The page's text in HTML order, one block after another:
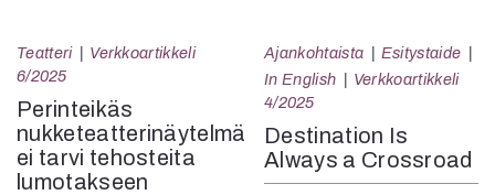
Teatteri
Verkkoartikkeli
6/2025
Perinteikäs
nukketeatterinäytelmä
ei tarvi tehosteita
lumotakseen
Ajankohtaista
Esitystaide
In English
Verkkoartikkeli
4/2025
Destination Is
Always a Crossroad